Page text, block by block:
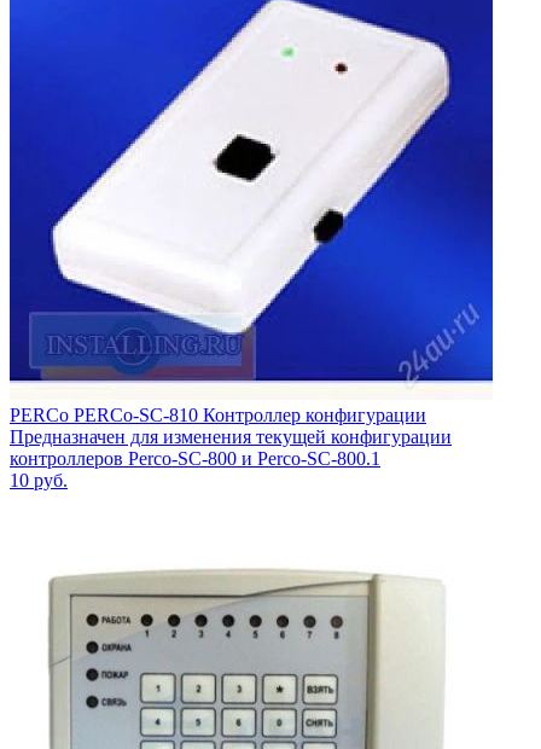
PERCo PERCo-SC-810 Контроллер конфигурации
Предназначен для изменения текущей конфигурации
контроллеров Perco-SC-800 и Perco-SC-800.1
10 руб.